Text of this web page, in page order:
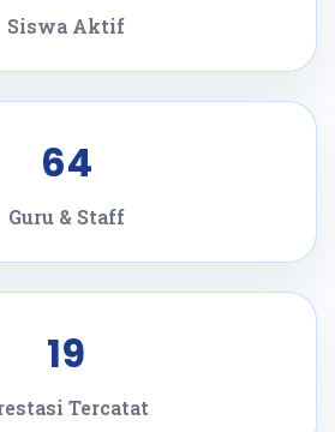
Siswa Aktif
64
Guru & Staff
19
Tercatat